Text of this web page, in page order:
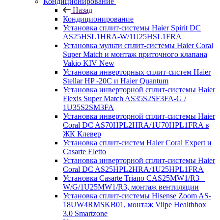
Назад
Кондиционирование
Установка сплит-системы Haier Spirit DC
AS25HSL1HRA-W/1U25HSL1FRA
Установка мульти сплит-системы Haier Coral
Super Match и монтаж приточного клапана
Vakio KIV New
Установка инверторных сплит-систем Haier
Stellar HP -20С и Haier Quantum
Установка инверторной сплит-системы Haier
Flexis Super Match AS35S2SF3FA-G /
1U35S2SM3FA
Установка инверторной сплит-системы Haier
Coral DC AS70HPL2HRA/1U70HPL1FRA в
ЖК Клевер
Установка сплит-систем Haier Coral Expert и
Casarte Eletto
Установка инверторной сплит-системы Haier
Coral DC AS25HPL2HRA/1U25HPL1FRA
Установка Casarte Triano CAS25MW1/R3 –
W/G/1U25MW1/R3, монтаж вентиляции
Установка сплит-системы Hisense Zoom AS-
18UW4RMSKB01, монтаж Vilpe Healthbox
3.0 Smartzone